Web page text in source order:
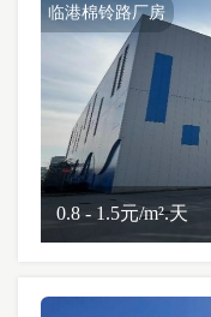
临港棉铃路厂房
0.8 - 1.5元/m².天